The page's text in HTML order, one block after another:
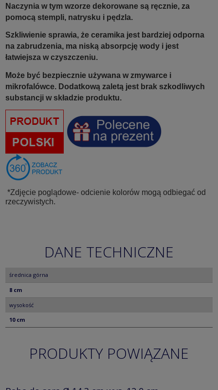
Naczynia w tym wzorze dekorowane są ręcznie, za
pomocą stempli, natrysku i pędzla.
Szkliwienie sprawia, że ceramika jest bardziej odporna
na zabrudzenia, ma niską absorpcję wody i jest
łatwiejsza w czyszczeniu.
Może być bezpiecznie używana w zmywarce i
mikrofalówce. Dodatkową zaletą jest brak szkodliwych
substancji w składzie produktu.
*Zdjęcie poglądowe- odcienie kolorów mogą odbiegać od
rzeczywistych.
DANE TECHNICZNE
średnica górna
8 cm
wysokość
10 cm
PRODUKTY POWIĄZANE